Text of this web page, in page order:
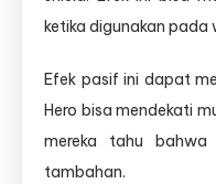
ketika digunakan
Efek pasif ini dapat
Hero bisa mendekati
mereka tahu
tambahan.